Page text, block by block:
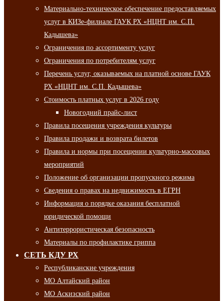
Материально-техническое обеспечение предоставляемых
услуг в КИЗе-филиале ГАУК РХ «НЦНТ им. С.П.
Кадышева»
Ограничения по ассортименту услуг
Ограничения по потребителям услуг
Перечень услуг, оказываемых на платной основе ГАУК
РХ «НЦНТ им. С.П. Кадышева»
Стоимость платных услуг в 2026 году
Новогодний прайс-лист
Правила посещения учреждения культуры
Правила продажи и возврата билетов
Правила и нормы при посещении культурно-массовых
мероприятий
Положение об организации пропускного режима
Сведения о правах на недвижимость в ЕГРН
Информация о порядке оказания бесплатной
юридической помощи
Антитеррористическая безопасность
Материалы по профилактике гриппа
СЕТЬ КДУ РХ
Республиканские учреждения
МО Алтайский район
МО Аскизский район